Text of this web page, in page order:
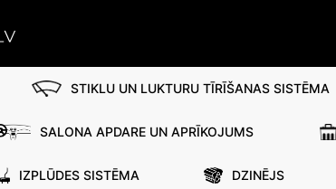
STIKLU UN LUKTURU TĪRĪŠANAS SISTĒMA
SALONA APDARE UN APRĪKOJUMS
IZPLŪDES SISTĒMA DZINĒJS